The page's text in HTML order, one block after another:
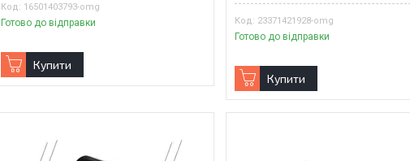
16501403793-omg
Готово до відправки
Купити
23371421928-omg
Готово до відправки
Купити